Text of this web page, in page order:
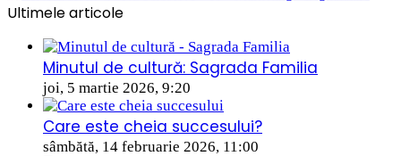
Ultimele articole
Minutul de cultură: Sagrada Familia
joi, 5 martie 2026, 9:20
Care este cheia succesului?
sâmbătă, 14 februarie 2026, 11:00